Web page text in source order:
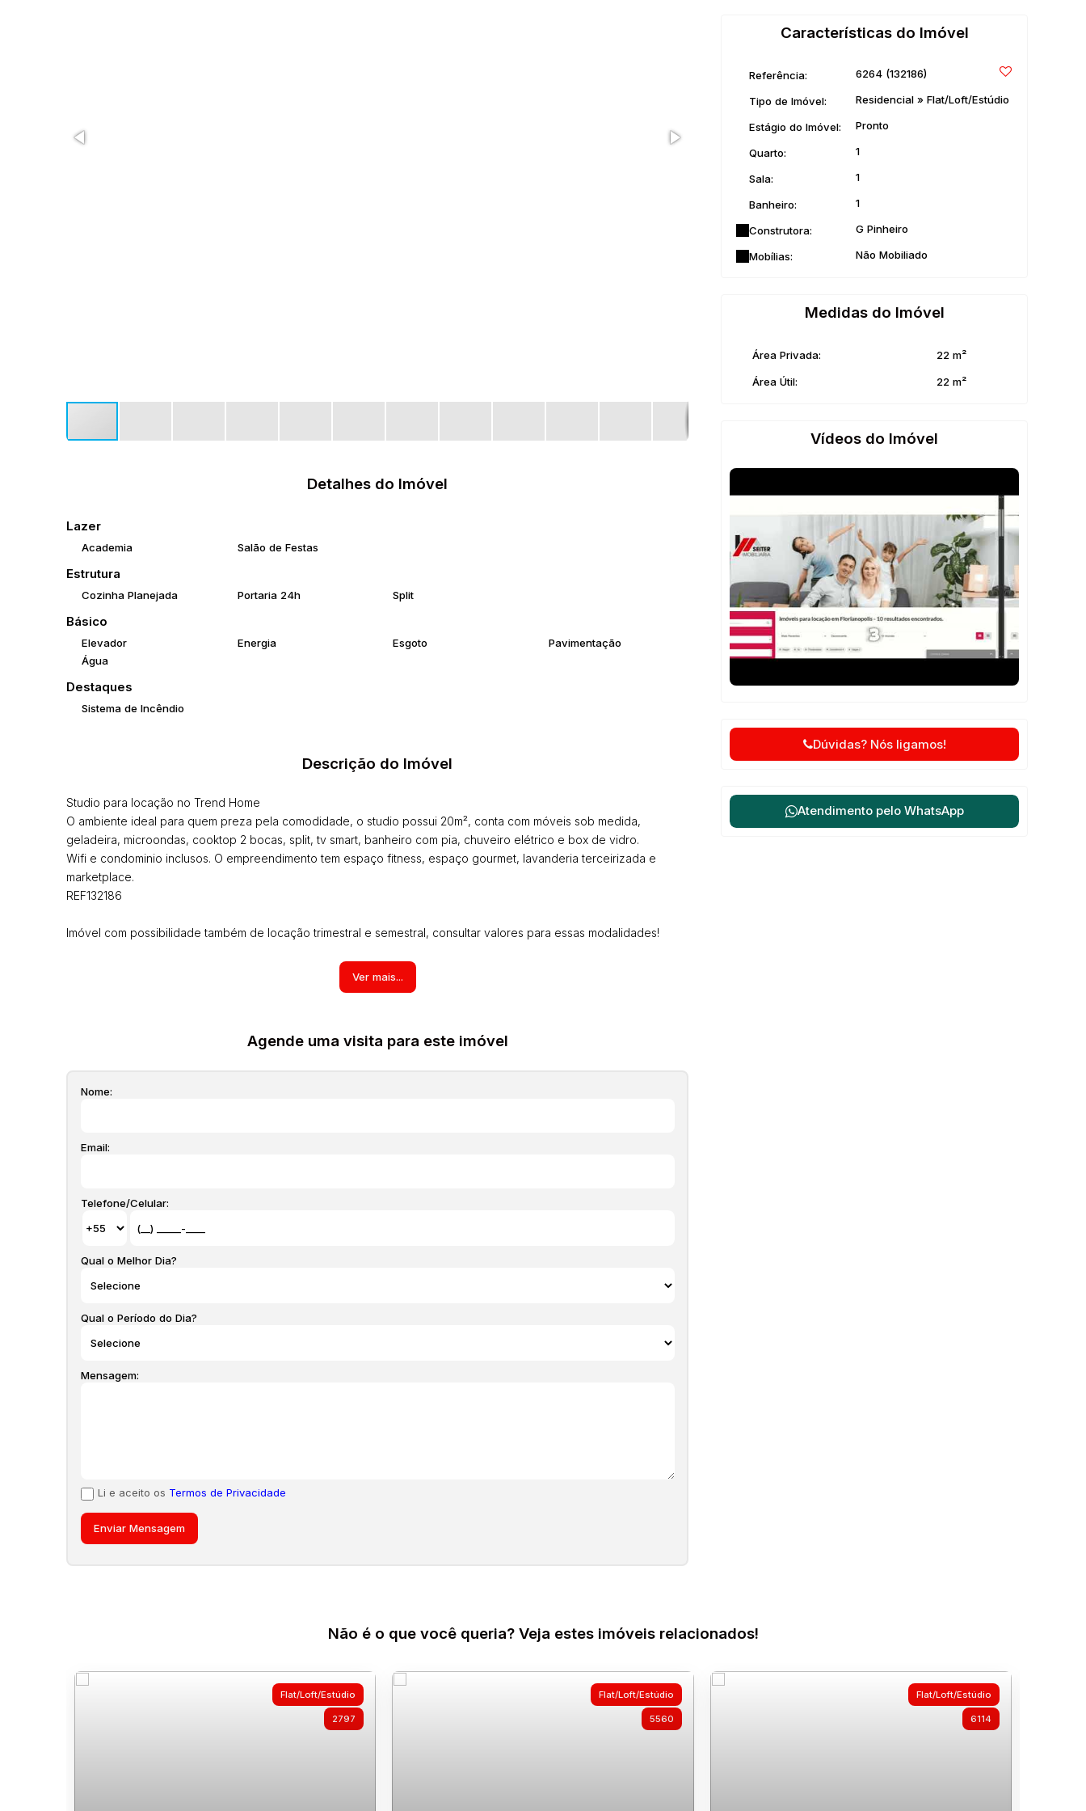
Detalhes do Imóvel
Lazer
Academia Salão de Festas
Estrutura
Cozinha Planejada Portaria 24h Split
Básico
Elevador Energia Esgoto
Pavimentação
Água
Destaques
Sistema de Incêndio
Descrição do Imóvel
Studio para locação no Trend Home
O ambiente ideal para quem preza pela comodidade, o studio possui 20m², conta com móveis sob medida,
geladeira, microondas, cooktop 2 bocas, split, tv smart, banheiro com pia, chuveiro elétrico e box de vidro.
Wifi e condominio inclusos. O empreendimento tem espaço fitness, espaço gourmet, lavanderia terceirizada e
marketplace.
REF132186
Imóvel com possibilidade também de locação trimestral e semestral, consultar valores para essas modalidades!
Todos os imóveis anunciados estão sujeitos a terem seus valores (aluguel, preço de venda, condomínio, iptu, tcrs,
seguro incêndio, laudêmio entre outros que possam vir a incidir sobre o imóvel) atualizados em qualquer momento
alteradas a qualquer momento. Solicite o valor atualizado.
Ver mais...
Agende uma visita para este imóvel
Nome:
Email:
Telefone/Celular:
Qual o Melhor Dia?
Qual o Período do Dia?
Mensagem:
Li e aceito os Termos de Privacidade
Características do Imóvel
Referência: 6264 (132186)
Tipo de Imóvel: Residencial » Flat/Loft/Estúdio
Estágio do Imóvel: Pronto
Quarto: 1
Sala: 1
Banheiro: 1
Construtora: G Pinheiro
Mobílias: Não Mobiliado
Medidas do Imóvel
Área Privada: 22 m²
Área Útil: 22 m²
Vídeos do Imóvel
Dúvidas? Nós ligamos!
Atendimento pelo WhatsApp
Não é o que você queria? Veja estes imóveis relacionados!
Flat/Loft/Estúdio
2797
Flat/Loft/Estúdio
5560
Flat/Loft/Estúdio
6114